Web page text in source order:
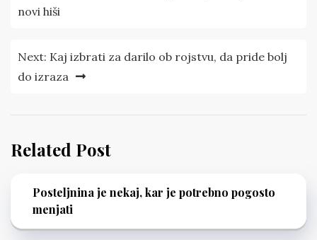
prispevka
novi hiši
Next: Kaj izbrati za darilo ob rojstvu, da pride bolj
do izraza
Related Post
Posteljnina je nekaj, kar je potrebno pogosto
menjati